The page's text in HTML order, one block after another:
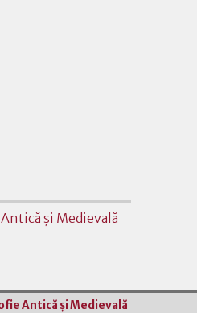
şi Medievală
Antică şi Medievală